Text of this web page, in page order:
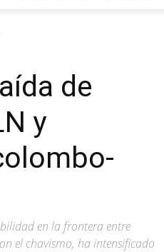
de
y
en la frontera entre
el chavismo, ha intensificado